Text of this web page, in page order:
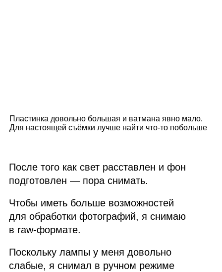
Пластинка довольно большая и ватмана явно мало.
Для настоящей съёмки лучше найти что‑то побольше
После того как свет расставлен и фон
подготовлен — пора снимать.
Чтобы иметь больше возможностей
для обработки фотографий, я снимаю
в raw‑формате.
Поскольку лампы у меня довольно
слабые, я снимал в ручном режиме